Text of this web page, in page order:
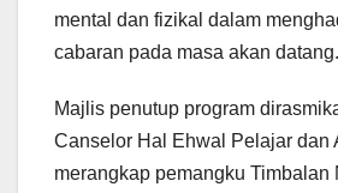
mental dan fizikal dalam
cabaran pada masa akan datang.
Majlis penutup program
Canselor Hal Ehwal Pelajar dan
merangkap pemangku Timbalan